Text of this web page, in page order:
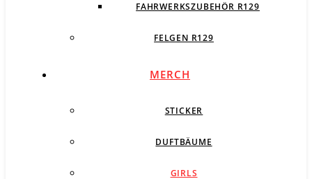
FAHRWERKSZUBEHÖR R129
FELGEN R129
MERCH
STICKER
DUFTBÄUME
GIRLS